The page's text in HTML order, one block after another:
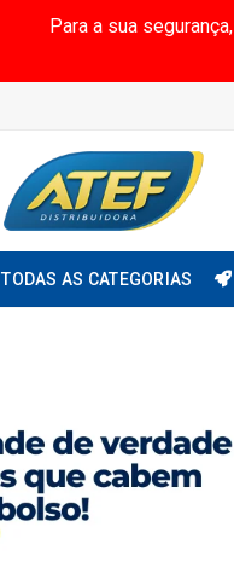
Para a sua
TODAS AS CATEGORIAS